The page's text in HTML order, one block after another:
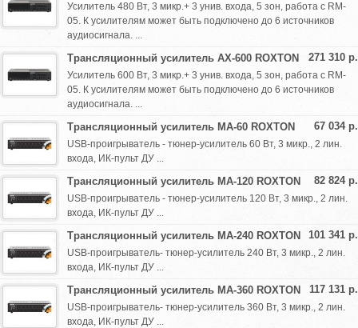
Усилитель 480 Вт, 3 микр.+ 3 унив. входа, 5 зон, работа с RM-
05. К усилителям может быть подключено до 6 источников
аудиосигнала. ...
271 310 р.
Трансляционный усилитель AX-600 ROXTON
Усилитель 600 Вт, 3 микр.+ 3 унив. входа, 5 зон, работа с RM-
05. К усилителям может быть подключено до 6 источников
аудиосигнала. ...
67 034 р.
Трансляционный усилитель MA-60 ROXTON
USB-проигрыватель - тюнер-усилитель 60 Вт, 3 микр., 2 лин.
входа, ИК-пульт ДУ ...
82 824 р.
Трансляционный усилитель MA-120 ROXTON
USB-проигрыватель - тюнер-усилитель 120 Вт, 3 микр., 2 лин.
входа, ИК-пульт ДУ ...
101 341 р.
Трансляционный усилитель MA-240 ROXTON
USB-проигрыватель- тюнер-усилитель 240 Вт, 3 микр., 2 лин.
входа, ИК-пульт ДУ ...
117 131 р.
Трансляционный усилитель MA-360 ROXTON
USB-проигрыватель- тюнер-усилитель 360 Вт, 3 микр., 2 лин.
входа, ИК-пульт ДУ ...